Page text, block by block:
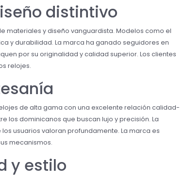
distintivo
materiales y diseño vanguardista. Modelos como el
y durabilidad. La marca ha ganado seguidores en
por su originalidad y calidad superior. Los clientes
relojes.
de alta gama con una excelente relación calidad-
los dominicanos que buscan lujo y precisión. La
usuarios valoran profundamente. La marca es
mecanismos.
y estilo